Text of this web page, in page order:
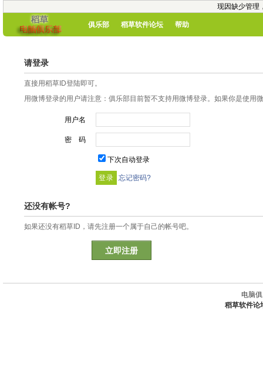
现因缺少管理
俱乐部 稻草软件论坛 帮助
请登录
直接用稻草ID登陆即可。
用微博登录的用户请注意：俱乐部目前暂不支持用微博登录。如果你是使用
用户名
密 码
下次自动登录
忘记密码?
还没有帐号?
如果还没有稻草ID，请先注册一个属于自己的帐号吧。
立即注册
电脑
稻草软件论